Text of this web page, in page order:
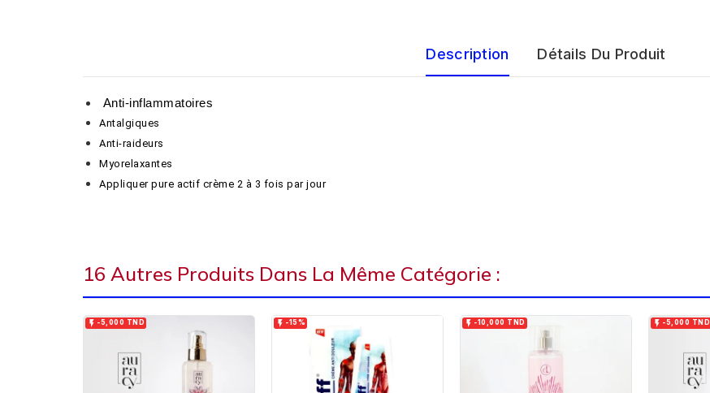
Description Détails Du Produit
Anti-inflammatoires
Antalgiques
Anti-raideurs
Myorelaxantes
Appliquer pure actif crème 2 à 3 fois par jour
16 Autres Produits Dans La Même Catégorie :
 -5,000 TND  -15%  -10,000 TND  -5,000 TND